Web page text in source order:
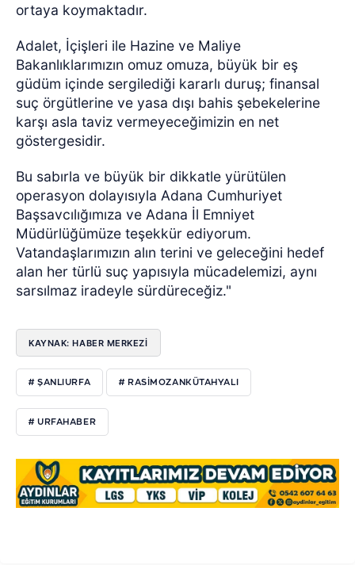
ortaya koymaktadır.
Adalet, İçişleri ile Hazine ve Maliye
Bakanlıklarımızın omuz omuza, büyük bir eş
güdüm içinde sergilediği kararlı duruş; finansal
suç örgütlerine ve yasa dışı bahis şebekelerine
karşı asla taviz vermeyeceğimizin en net
göstergesidir.
Bu sabırla ve büyük bir dikkatle yürütülen
operasyon dolayısıyla Adana Cumhuriyet
Başsavcılığımıza ve Adana İl Emniyet
Müdürlüğümüze teşekkür ediyorum.
Vatandaşlarımızın alın terini ve geleceğini hedef
alan her türlü suç yapısıyla mücadelemizi, aynı
sarsılmaz iradeyle sürdüreceğiz."
KAYNAK: HABER MERKEZİ
# ŞANLIURFA # RASIMOZANKÜTAHYALI
# URFAHABER